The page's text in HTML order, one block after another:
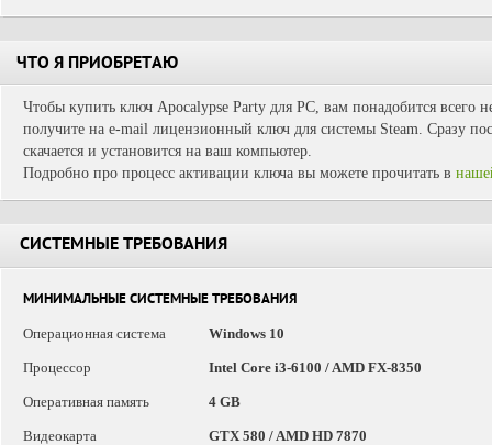
ЧТО Я ПРИОБРЕТАЮ
Чтобы купить ключ Apocalypse Party для PC, вам понадобится всего
получите на e-mail лицензионный ключ для системы Steam. Сразу
скачается и установится на ваш компьютер.
Подробно про процесс активации ключа вы можете прочитать в
СИСТЕМНЫЕ ТРЕБОВАНИЯ
МИНИМАЛЬНЫЕ СИСТЕМНЫЕ ТРЕБОВАНИЯ
Операционная система
Windows 10
Процессор Intel Core i3-6100 / AMD FX-8350
Оперативная память 4 GB
Видеокарта GTX 580 / AMD HD 7870